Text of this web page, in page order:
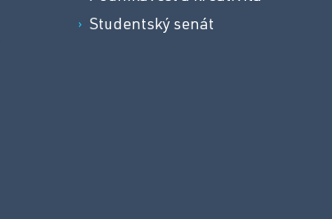
Studentský senát